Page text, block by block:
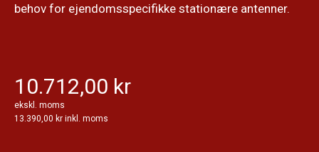
behov for ejendomsspecifikke stationære antenner.
10.712,00 kr
ekskl. moms
13.390,00 kr inkl. moms